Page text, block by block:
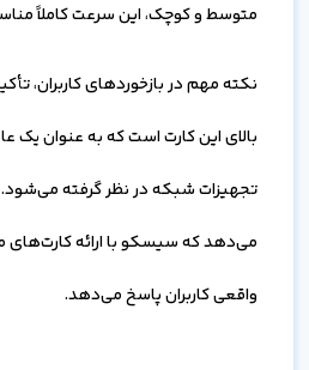
متوسط و کوچک، این سرعت کاملاً
نکته مهم در بازخوردهای کاربران،
بالای این کارت است که به عنوان یک
تجهیزات شبکه در نظر گرفته
می‌دهد که سیسکو با ارائه کارت‌های
واقعی کاربران پاسخ می‌دهد.